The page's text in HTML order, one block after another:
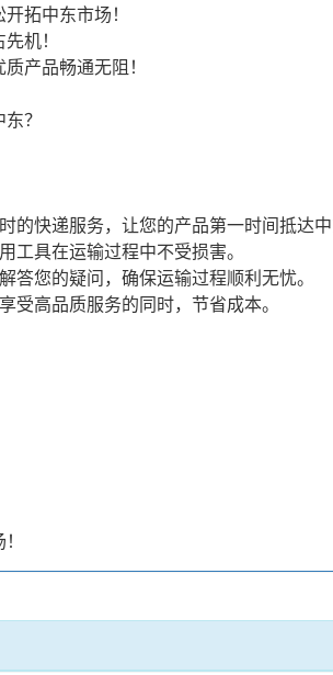
拓中东市场！
机！
产品畅通无阻！
？
快递服务，让您的产品第一时间抵达中
工具在运输过程中不受损害。
您的疑问，确保运输过程顺利无忧。
高品质服务的同时，节省成本。